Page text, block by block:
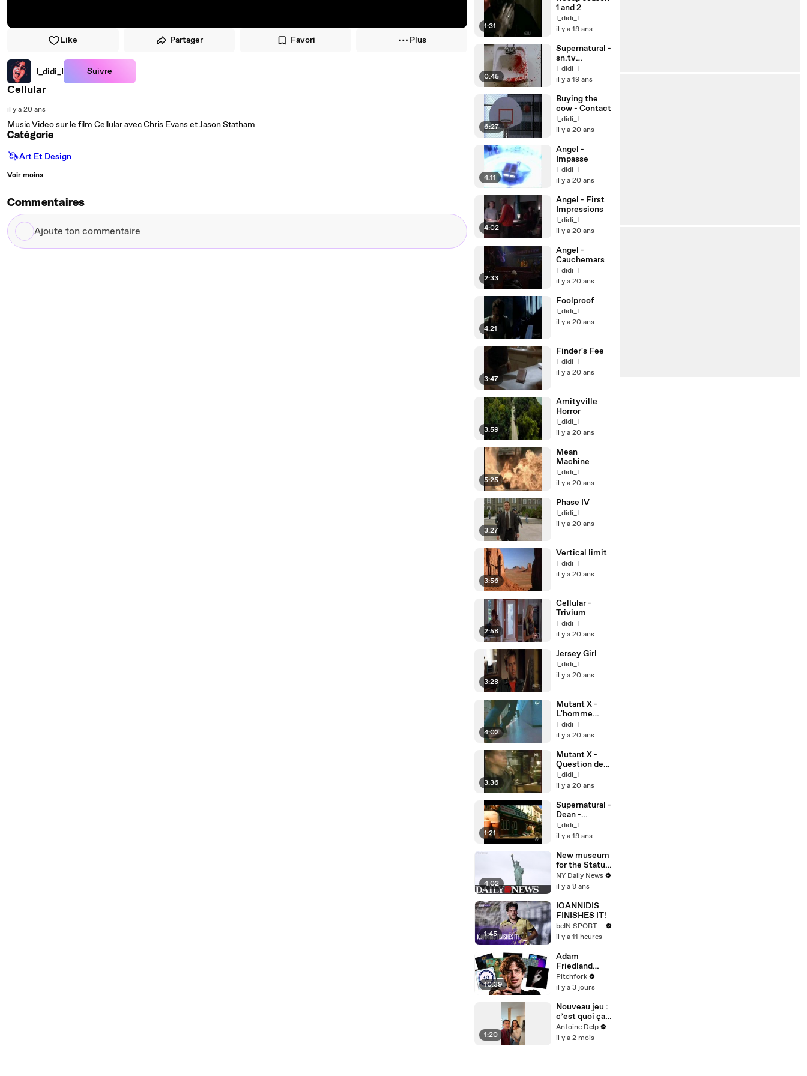
Like Partager Favori Plus
I_didi_I Suivre
Cellular
il y a 20 ans
Music Video sur le film Cellular avec Chris Evans et Jason Statham
Catégorie
🦄Art Et Design
Voir moins
Commentaires
Ajoute
ton
1:31
1 and 2
I_didi_I
il y a 19 ans
0:45
Supernatural -
sn.tv
challenge
I_didi_I
il y a 19 ans
6:27
Buying the
cow - Contact
I_didi_I
il y a 20 ans
4:11
Angel -
Impasse
I_didi_I
il y a 20 ans
4:02
Angel - First
Impressions
I_didi_I
il y a 20 ans
2:33
Angel -
Cauchemars
I_didi_I
il y a 20 ans
4:21
Foolproof
I_didi_I
il y a 20 ans
3:47
Finder's Fee
I_didi_I
il y a 20 ans
3:59
Amityville
Horror
I_didi_I
il y a 20 ans
5:25
Mean
Machine
I_didi_I
il y a 20 ans
3:27
Phase IV
I_didi_I
il y a 20 ans
3:56
Vertical limit
I_didi_I
il y a 20 ans
2:58
Cellular -
Trivium
I_didi_I
il y a 20 ans
3:28
Jersey Girl
I_didi_I
il y a 20 ans
4:02
Mutant X -
L'homme
électrique
I_didi_I
il y a 20 ans
3:36
Mutant X -
Question de
Confiance
I_didi_I
il y a 20 ans
1:21
Supernatural -
Dean -
Hotdamn
Women
I_didi_I
il y a 19 ans
4:02
New museum
for the Statue
of Liberty
NY Daily News
il y a 8 ans
1:45
IOANNIDIS
FINISHES IT!
beIN SPORTS USA
il y a 11 heures
10:39
Adam
Friedland
Reviews
Albums by
Collective,
Hole, and
More
Pitchfork
il y a 3 jours
1:20
Nouveau jeu :
c’est quoi ça
😭
Antoine Delp
il y a 2 mois